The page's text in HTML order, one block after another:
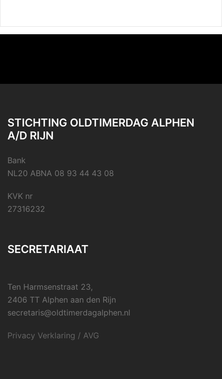
STICHTING OLDTIMERDAG ALPHEN
A/D RIJN
Bank
NL20 ABNA 08 93 44 43 08
KVK nr
27316232
SECRETARIAAT
Ten Harmsenstraat 23,
2406 TT Alphen aan den Rijn
secretaris@oldtimerdagalphen.nl
Privacy Verklaring / AVG